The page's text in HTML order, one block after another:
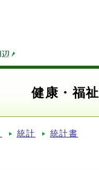
健康・福祉
統計 統計書